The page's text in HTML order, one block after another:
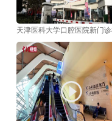
天津医科大学口腔医院新门